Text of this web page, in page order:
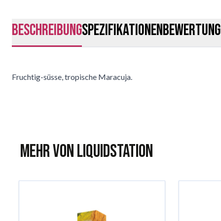
BeschreibungSpezifikationen
Fruchtig-süsse, tropische Maracuja.
Mehr von Liquidstation